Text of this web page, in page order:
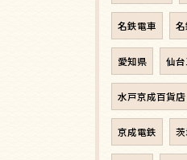
名鉄電車
愛知県 仙
水戸京成百貨店
京成電鉄